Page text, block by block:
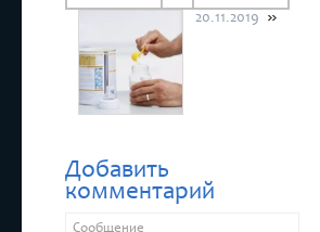
20.11.2019
Добавить
комментарий